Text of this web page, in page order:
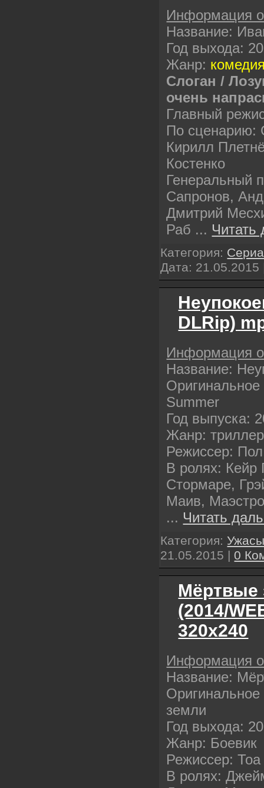
Информация
Название:
Год выхода:
Жанр:
Слоган /
очень
Главный
По сценарию:
Кирилл
Костенко
Генеральный
Сапронов,
Дмитрий
Раб ... Читать
Категория:
Дата: 21.05.2015
DLRip)
Информация
Название:
Summer
Год выпуска:
Жанр:
Режиссер:
В ролях: Кейр
Стормаре,
Маив,
... Читать
Категория:
21.05.2015 | 0
Мёртвые
(2014/
320х240
Информация
Название:
земли
Год выхода:
Жанр: Боевик
Режиссер:
В ролях: